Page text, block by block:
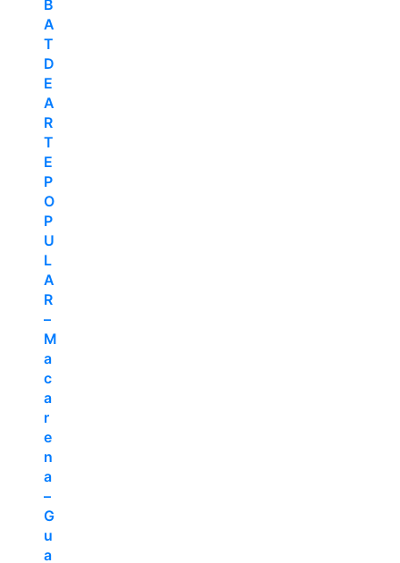
B
A
T
D
E
A
R
T
E
P
O
P
U
L
A
R
–
M
a
c
a
r
e
n
a
–
G
u
a